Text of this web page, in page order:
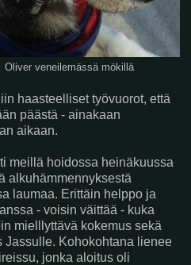
Oliver veneilemässä mökillä
haasteelliset työvuorot, että
päästä - ainakaan
aikaan.
meillä hoidossa heinäkuussa
alkuhämmennyksestä
laumaa. Erittäin helppo ja
- voisin väittää - kuka
mielllyttävä kokemus sekä
Jassulle. Kohokohtana lienee
jonka aloitus oli